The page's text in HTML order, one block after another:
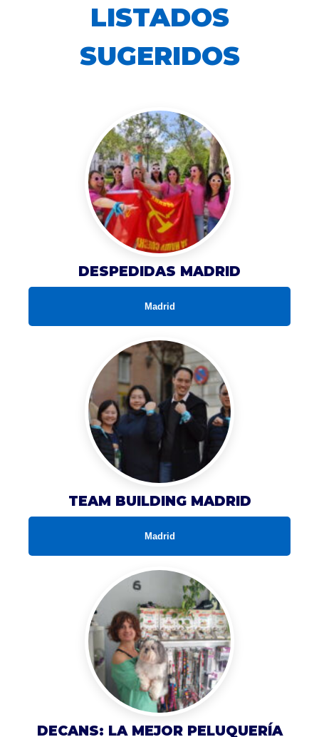
LISTADOS
SUGERIDOS
DESPEDIDAS MADRID
Madrid
TEAM BUILDING MADRID
Madrid
DECANS: LA MEJOR PELUQUERÍA